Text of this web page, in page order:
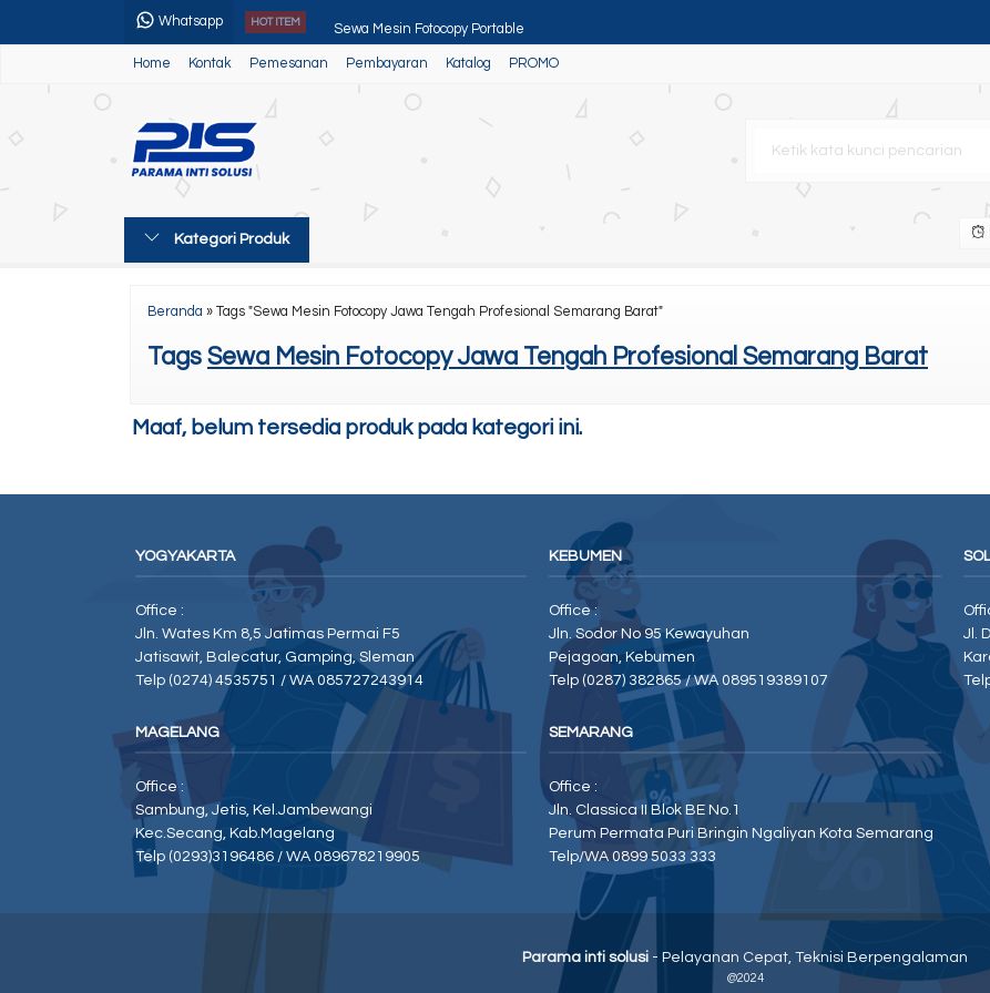
Whatsapp HOT ITEM Sewa Mesin Fotocopy Portable
Kyocera Ecosys M8130cidn
Alat Pemotong Kertas
Home Kontak Pemesanan Pembayaran Katalog PROMO
Kategori Produk
Beranda » Tags "Sewa Mesin Fotocopy Jawa Tengah Profesional Semarang Barat"
Tags Sewa Mesin Fotocopy Jawa Tengah Profesional Semarang Barat
Maaf, belum tersedia produk pada kategori ini.
YOGYAKARTA
Office :
Jln. Wates Km 8,5 Jatimas Permai F5
Jatisawit, Balecatur, Gamping, Sleman
Telp (0274) 4535751 / WA 085727243914
MAGELANG
Office :
Sambung, Jetis, Kel.Jambewangi
Kec.Secang, Kab.Magelang
Telp (0293)3196486 / WA 089678219905
KEBUMEN
Office :
Jln. Sodor No 95 Kewayuhan
Pejagoan, Kebumen
Telp (0287) 382865 / WA 089519389107
SEMARANG
Office :
Jln. Classica II Blok BE No.1
Perum Permata Puri Bringin Ngaliyan Kota Semarang
Telp/WA 0899 5033 333
Jl.
Parama inti solusi - Pelayanan Cepat, Teknisi Berpengalaman
@2024